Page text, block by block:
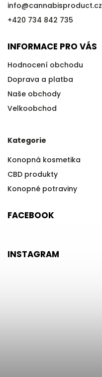
info@cannabisproduct.cz
+420 734 842 735
INFORMACE PRO VÁS
Hodnocení obchodu
Doprava a platba
Naše obchody
Velkoobchod
Kategorie
Konopná kosmetika
CBD produkty
Konopné potraviny
FACEBOOK
INSTAGRAM